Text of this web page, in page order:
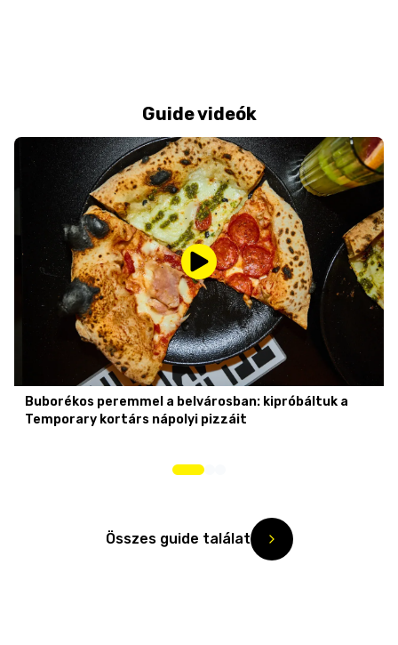
Guide videók
Buborékos peremmel a belvárosban: kipróbáltuk a
Temporary kortárs nápolyi pizzáit
Összes guide találat